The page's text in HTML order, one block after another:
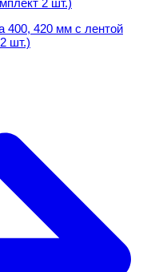
400, 420 мм с лентой
шт.)